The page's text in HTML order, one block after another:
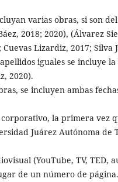
varias obras, si son
2018; 2020), (Álvarez
Lizardiz, 2017; Silva
iguales se incluye
2020).
se incluyen ambas
corporativo, la primera vez
Juárez Autónoma de
(YouTube, TV,
de un número de